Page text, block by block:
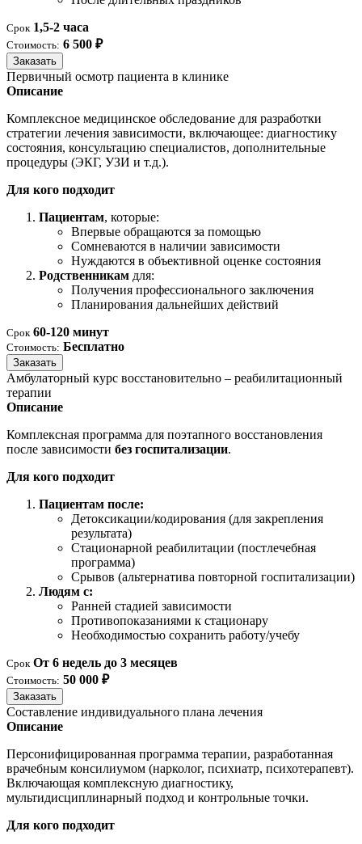
Срок 1,5-2 часа
Стоимость: 6 500 ₽
Заказать
Первичный осмотр пациента в клинике
Описание
Комплексное медицинское обследование для разработки
стратегии лечения зависимости, включающее: диагностику
состояния, консультацию специалистов, дополнительные
процедуры (ЭКГ, УЗИ и т.д.).
Для кого подходит
Пациентам, которые:
Впервые обращаются за помощью
Сомневаются в наличии зависимости
Нуждаются в объективной оценке состояния
Родственникам для:
Получения профессионального заключения
Планирования дальнейших действий
Срок 60-120 минут
Стоимость: Бесплатно
Заказать
Амбулаторный курс восстановительно – реабилитационный
терапии
Описание
Комплексная программа для поэтапного восстановления
после зависимости без госпитализации.
Для кого подходит
Пациентам после:
Детоксикации/кодирования (для закрепления
результата)
Стационарной реабилитации (постлечебная
программа)
Срывов (альтернатива повторной госпитализации)
Людям с:
Ранней стадией зависимости
Противопоказаниями к стационару
Необходимостью сохранить работу/учебу
Срок От 6 недель до 3 месяцев
Стоимость: 50 000 ₽
Заказать
Составление индивидуального плана лечения
Описание
Персонифицированная программа терапии, разработанная
врачебным консилиумом (нарколог, психиатр, психотерапевт).
Включающая комплексную диагностику,
мультидисциплинарный подход и контрольные точки.
Для кого подходит